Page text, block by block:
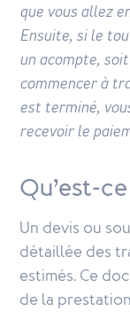
que vous allez
Ensuite, si le
un acompte,
commencer à
est terminé,
recevoir le
Qu’est-
Un devis ou
détaillée des
estimés. Ce
de la